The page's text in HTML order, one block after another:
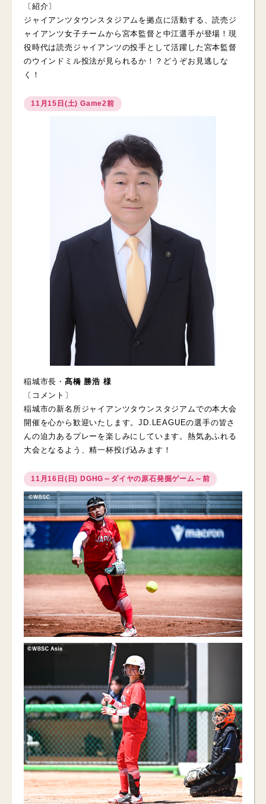
〔紹介〕
ジャイアンツタウンスタジアムを拠点に活動する、読売ジ
ャイアンツ女子チームから宮本監督と中江選手が登場！現
役時代は読売ジャイアンツの投手として活躍した宮本監督
のウインドミル投法が見られるか！？どうぞお見逃しな
く！
11月15日(土) Game2前
稲城市長・ 髙橋 勝浩 様
〔コメント〕
稲城市の新名所ジャイアンツタウンスタジアムでの本大会
開催を心から歓迎いたします。JD.LEAGUEの選手の皆さ
んの迫力あるプレーを楽しみにしています。熱気あふれる
大会となるよう、精一杯投げ込みます！
11月16日(日) DGHG～ダイヤの原石発掘ゲーム～前